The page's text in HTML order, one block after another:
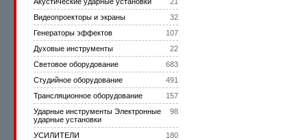
32
Видеопроекторы и экраны
107
Генераторы эффектов
22
Духовые инструменты
683
Световое оборудование
491
Студийное оборудование
157
Трансляционное оборудование
98
Ударные инструменты Электронные
ударные установки
180
УСИЛИТЕЛИ